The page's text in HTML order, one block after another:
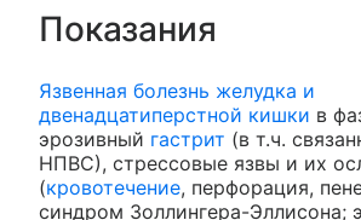
Показания
Язвенная болезнь желудка и
двенадцатиперстной кишки в
эрозивный гастрит (в т.ч.
НПВС), стрессовые язвы и их
(кровотечение, перфорация,
синдром Золлингера-Эллисона;